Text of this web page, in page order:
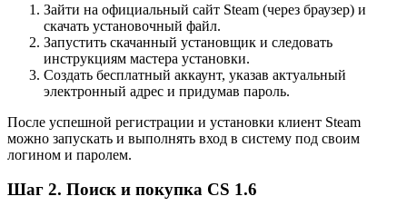
Зайти на официальный сайт Steam (через браузер) и
скачать установочный файл.
Запустить скачанный установщик и следовать
инструкциям мастера установки.
Создать бесплатный аккаунт, указав актуальный
электронный адрес и придумав пароль.
После успешной регистрации и установки клиент Steam
можно запускать и выполнять вход в систему под своим
логином и паролем.
Шаг 2. Поиск и покупка CS 1.6